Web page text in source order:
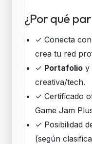
¿Por qué
✓ Conecta
crea tu red
✓ Portafolio y
creativa/tech.
✓ Certificado
Game Jam
✓ Posibilidad
(según